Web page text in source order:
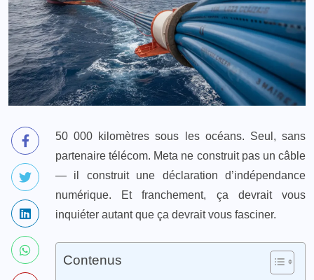
50 000 kilomètres sous les océans. Seul, sans
partenaire télécom. Meta ne construit pas un câble
— il construit une déclaration d’indépendance
numérique. Et franchement, ça devrait vous
inquiéter autant que ça devrait vous fasciner.
Contenus